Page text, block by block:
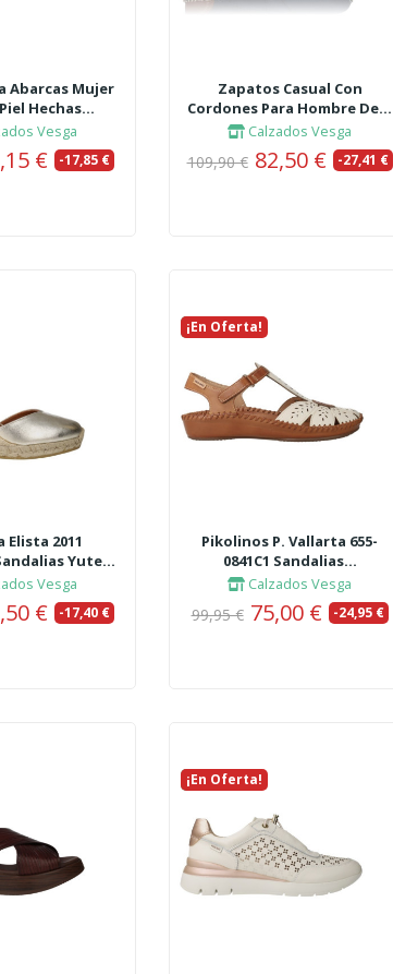
Abarcas Mujer
Hechas...
Vesga
€ -17,85 €
Zapatos Casual Con
Cordones Para Hombre De...
Calzados Vesga
109,90 € 82,50 € -27,41 €
Elista 2011
Yute...
Vesga
€ -17,40 €
¡En Oferta!
Nuevo
Pikolinos P. Vallarta 655-
0841C1 Sandalias...
Calzados Vesga
99,95 € 75,00 € -24,95 €
¡En Oferta!
Nuevo